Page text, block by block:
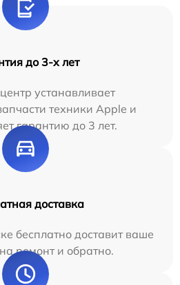
до 3-х лет
устанавливает
техники Apple и
гарантию до 3 лет.
доставка
бесплатно доставит ваше
ремонт и обратно.